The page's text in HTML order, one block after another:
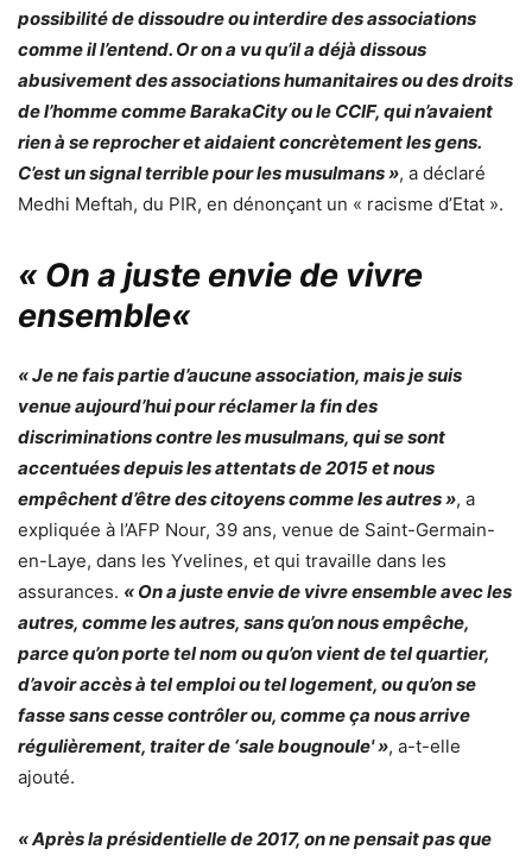
possibilité de dissoudre ou interdire des associations
comme il l’entend. Or on a vu qu’il a déjà dissous
abusivement des associations humanitaires ou des droits
de l’homme comme BarakaCity ou le CCIF, qui n’avaient
rien à se reprocher et aidaient concrètement les gens.
C’est un signal terrible pour les musulmans », a déclaré
Medhi Meftah, du PIR, en dénonçant un « racisme d’Etat ».
« On a juste envie de vivre
ensemble«
« Je ne fais partie d’aucune association, mais je suis
venue aujourd’hui pour réclamer la fin des
discriminations contre les musulmans, qui se sont
accentuées depuis les attentats de 2015 et nous
empêchent d’être des citoyens comme les autres », a
expliquée à l’AFP Nour, 39 ans, venue de Saint-Germain-
en-Laye, dans les Yvelines, et qui travaille dans les
assurances. « On a juste envie de vivre ensemble avec les
autres, comme les autres, sans qu’on nous empêche,
parce qu’on porte tel nom ou qu’on vient de tel quartier,
d’avoir accès à tel emploi ou tel logement, ou qu’on se
fasse sans cesse contrôler ou, comme ça nous arrive
régulièrement, traiter de ‘sale bougnoule' », a-t-elle
ajouté.
« Après la présidentielle de 2017, on ne pensait pas que